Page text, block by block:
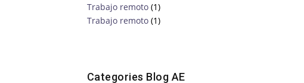
Trabajo remoto(1)
Trabajo remoto(1)
Categories Blog AE